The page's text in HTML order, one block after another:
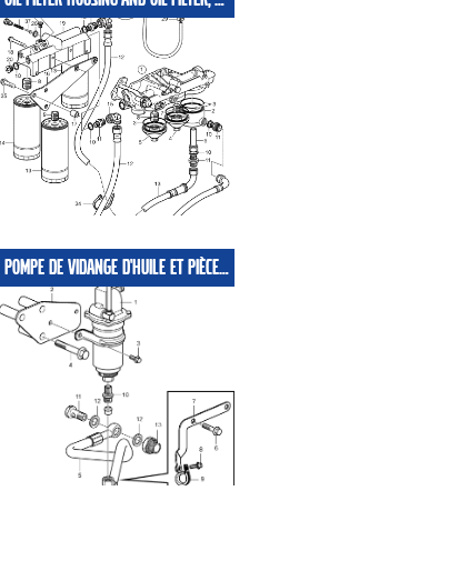
POMPE DE VIDANGE D'HUILE ET PIÈCES DE MONTAGE, MONTÉE SUR MOTEUR POUR CARTER D'HUILE EN ALUMINIUM